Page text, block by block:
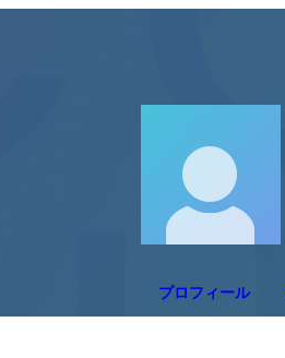
プロフィール